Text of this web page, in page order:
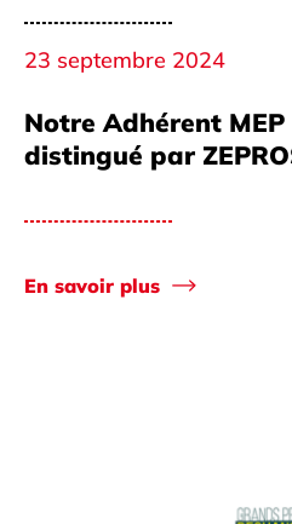
23 septembre 2024
Notre Adhérent MEP
distingué par
En savoir plus